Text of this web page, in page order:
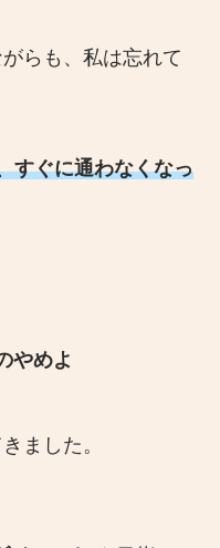
らも、私は忘れて
すぐに通わなくなっ
やめよ
ました。